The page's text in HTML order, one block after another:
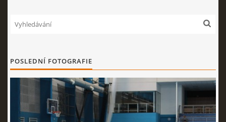
FOTOALBUM
POSLEDNÍ FOTOGRAFIE